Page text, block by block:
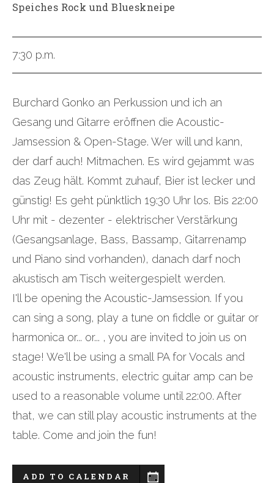
Speiches Rock und Blueskneipe
7:30 p.m.
Burchard Gonko an Perkussion und ich an
Gesang und Gitarre eröffnen die Acoustic-
Jamsession & Open-Stage. Wer will und kann,
der darf auch! Mitmachen. Es wird gejammt was
das Zeug hält. Kommt zuhauf, Bier ist lecker und
günstig! Es geht pünktlich 19:30 Uhr los. Bis 22:00
Uhr mit - dezenter - elektrischer Verstärkung
(Gesangsanlage, Bass, Bassamp, Gitarrenamp
und Piano sind vorhanden), danach darf noch
akustisch am Tisch weitergespielt werden.
I'll be opening the Acoustic-Jamsession. If you
can sing a song, play a tune on fiddle or guitar or
harmonica or... or... , you are invited to join us on
stage! We'll be using a small PA for Vocals and
acoustic instruments, electric guitar amp can be
used to a reasonable volume until 22:00. After
that, we can still play acoustic instruments at the
table. Come and join the fun!
ADD TO CALENDAR